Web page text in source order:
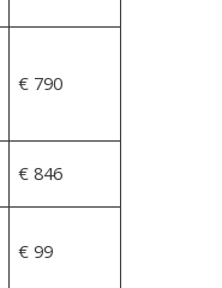
€ 790
€ 846
€ 99